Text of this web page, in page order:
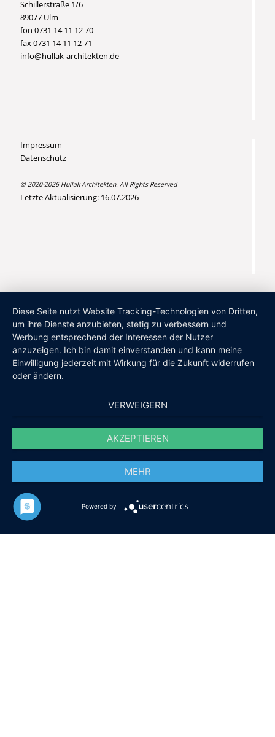
Schillerstraße 1/6
89077 Ulm
fon 0731 14 11 12 70
fax 0731 14 11 12 71
info@hullak-architekten.de
Impressum
Datenschutz
© 2020-2026 Hullak Architekten. All Rights Reserved
Letzte Aktualisierung: 16.07.2026
Diese Seite nutzt Website Tracking-Technologien von Dritten,
um ihre Dienste anzubieten, stetig zu verbessern und
Werbung entsprechend der Interessen der Nutzer
anzuzeigen. Ich bin damit einverstanden und kann meine
Einwilligung jederzeit mit Wirkung für die Zukunft widerrufen
oder ändern.
VERWEIGERN
AKZEPTIEREN
MEHR
Powered by